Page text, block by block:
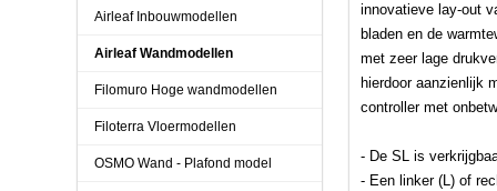
Airleaf Inbouwmodellen
Airleaf Wandmodellen
Filomuro Hoge wandmodellen
Filoterra Vloermodellen
OSMO Wand - Plafond model
innovatieve lay-out
bladen en de
met zeer lage
hierdoor aanzienlijk
controller met
- De SL is
- Een linker (L) of